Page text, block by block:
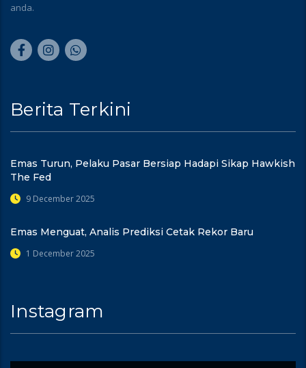
anda.
Berita Terkini
Emas Turun, Pelaku Pasar Bersiap Hadapi Sikap Hawkish
The Fed
9 December 2025
Emas Menguat, Analis Prediksi Cetak Rekor Baru
1 December 2025
Instagram